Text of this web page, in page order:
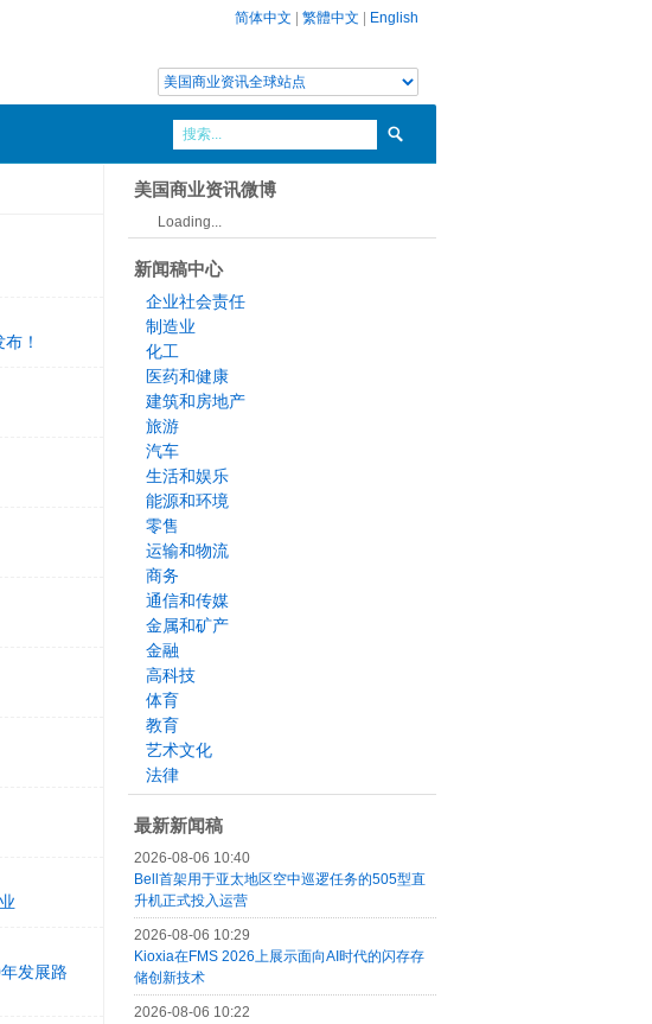
简体中文 繁體中文 English
！
发展路
美国商业资讯微博
Loading...
新闻稿中心
企业社会责任
制造业
化工
医药和健康
建筑和房地产
旅游
汽车
生活和娱乐
能源和环境
零售
运输和物流
商务
通信和传媒
金属和矿产
金融
高科技
体育
教育
艺术文化
法律
最新新闻稿
2026-08-06 10:40
Bell首架用于亚太地区空中巡逻任务的505型直
升机正式投入运营
2026-08-06 10:29
Kioxia在FMS 2026上展示面向AI时代的闪存存
储创新技术
2026-08-06 10:22